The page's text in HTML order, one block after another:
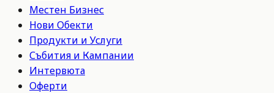
Местен Бизнес
Нови Обекти
Продукти и Услуги
Събития и Кампании
Интервюта
Оферти